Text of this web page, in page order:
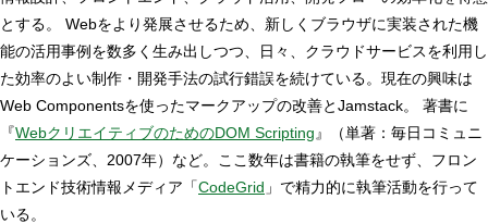
とする。 Webをより発展させるため、新しくブラウザに実装された機
能の活用事例を数多く生み出しつつ、日々、クラウドサービスを利用し
た効率のよい制作・開発手法の試行錯誤を続けている。現在の興味は
Web Componentsを使ったマークアップの改善とJamstack。 著書に
『WebクリエイティブのためのDOM Scripting 』（単著：毎日コミュニ
ケーションズ、2007年）など。ここ数年は書籍の執筆をせず、フロン
トエンド技術情報メディア「CodeGrid 」で精力的に執筆活動を行って
いる。